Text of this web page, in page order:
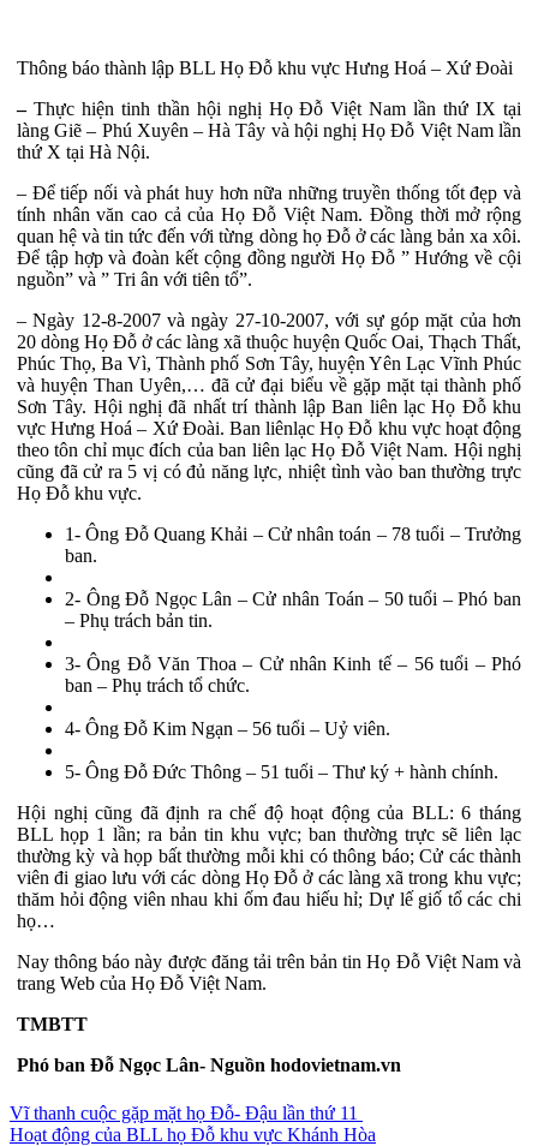
Thông báo thành lập BLL Họ Đỗ khu vực Hưng Hoá – Xứ Đoài
– Thực hiện tinh thần hội nghị Họ Đỗ Việt Nam lần thứ IX tại
làng Giẽ – Phú Xuyên – Hà Tây và hội nghị Họ Đỗ Việt Nam lần
thứ X tại Hà Nội.
– Để tiếp nối và phát huy hơn nữa những truyền thống tốt đẹp và
tính nhân văn cao cả của Họ Đỗ Việt Nam. Đồng thời mở rộng
quan hệ và tin tức đến với từng dòng họ Đỗ ở các làng bản xa xôi.
Để tập hợp và đoàn kết cộng đồng người Họ Đỗ ” Hướng về cội
nguồn” và ” Tri ân với tiên tổ”.
– Ngày 12-8-2007 và ngày 27-10-2007, với sự góp mặt của hơn
20 dòng Họ Đỗ ở các làng xã thuộc huyện Quốc Oai, Thạch Thất,
Phúc Thọ, Ba Vì, Thành phố Sơn Tây, huyện Yên Lạc Vĩnh Phúc
và huyện Than Uyên,… đã cử đại biểu về gặp mặt tại thành phố
Sơn Tây. Hội nghị đã nhất trí thành lập Ban liên lạc Họ Đỗ khu
vực Hưng Hoá – Xứ Đoài. Ban liênlạc Họ Đỗ khu vực hoạt động
theo tôn chỉ mục đích của ban liên lạc Họ Đỗ Việt Nam. Hội nghị
cũng đã cử ra 5 vị có đủ năng lực, nhiệt tình vào ban thường trực
Họ Đỗ khu vực.
1- Ông Đỗ Quang Khải – Cử nhân toán – 78 tuổi – Trưởng
ban.
2- Ông Đỗ Ngọc Lân – Cử nhân Toán – 50 tuổi – Phó ban
– Phụ trách bản tin.
3- Ông Đỗ Văn Thoa – Cử nhân Kinh tế – 56 tuổi – Phó
ban – Phụ trách tổ chức.
4- Ông Đỗ Kim Ngạn – 56 tuổi – Uỷ viên.
5- Ông Đỗ Đức Thông – 51 tuổi – Thư ký + hành chính.
Hội nghị cũng đã định ra chế độ hoạt động của BLL: 6 tháng
BLL họp 1 lần; ra bản tin khu vực; ban thường trực sẽ liên lạc
thường kỳ và họp bất thường mỗi khi có thông báo; Cử các thành
viên đi giao lưu với các dòng Họ Đỗ ở các làng xã trong khu vực;
thăm hỏi động viên nhau khi ốm đau hiếu hỉ; Dự lế giố tổ các chi
họ…
Nay thông báo này được đăng tải trên bản tin Họ Đỗ Việt Nam và
trang Web của Họ Đỗ Việt Nam.
TMBTT
Phó ban Đỗ Ngọc Lân- Nguồn hodovietnam.vn
Điều
Vĩ thanh cuộc gặp mặt họ Đỗ- Đậu lần thứ 11
Hoạt động của BLL họ Đỗ khu vực Khánh Hòa